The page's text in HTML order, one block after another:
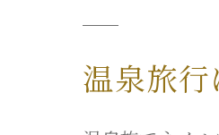
温泉旅